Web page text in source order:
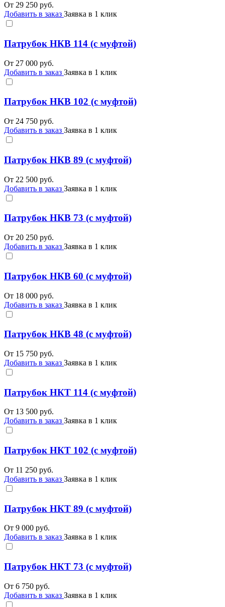
От 29 250 руб.
Добавить в заказ Заявка в 1 клик
Патрубок НКВ 114 (с муфтой)
От 27 000 руб.
Добавить в заказ Заявка в 1 клик
Патрубок НКВ 102 (с муфтой)
От 24 750 руб.
Добавить в заказ Заявка в 1 клик
Патрубок НКВ 89 (с муфтой)
От 22 500 руб.
Добавить в заказ Заявка в 1 клик
Патрубок НКВ 73 (с муфтой)
От 20 250 руб.
Добавить в заказ Заявка в 1 клик
Патрубок НКВ 60 (с муфтой)
От 18 000 руб.
Добавить в заказ Заявка в 1 клик
Патрубок НКВ 48 (с муфтой)
От 15 750 руб.
Добавить в заказ Заявка в 1 клик
Патрубок НКТ 114 (с муфтой)
От 13 500 руб.
Добавить в заказ Заявка в 1 клик
Патрубок НКТ 102 (с муфтой)
От 11 250 руб.
Добавить в заказ Заявка в 1 клик
Патрубок НКТ 89 (с муфтой)
От 9 000 руб.
Добавить в заказ Заявка в 1 клик
Патрубок НКТ 73 (с муфтой)
От 6 750 руб.
Добавить в заказ Заявка в 1 клик